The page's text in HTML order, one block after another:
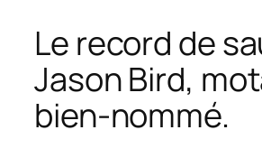
Le record de
Jason Bird,
bien-nommé.